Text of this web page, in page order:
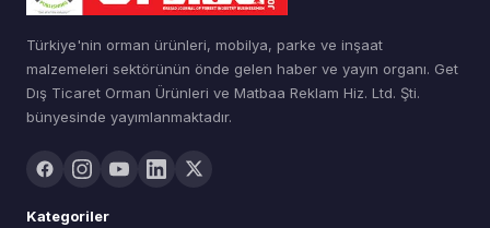
Türkiye'nin orman ürünleri, mobilya, parke ve inşaat
malzemeleri sektörünün önde gelen haber ve yayın organı. Get
Dış Ticaret Orman Ürünleri ve Matbaa Reklam Hiz. Ltd. Şti.
bünyesinde yayımlanmaktadır.
Kategoriler